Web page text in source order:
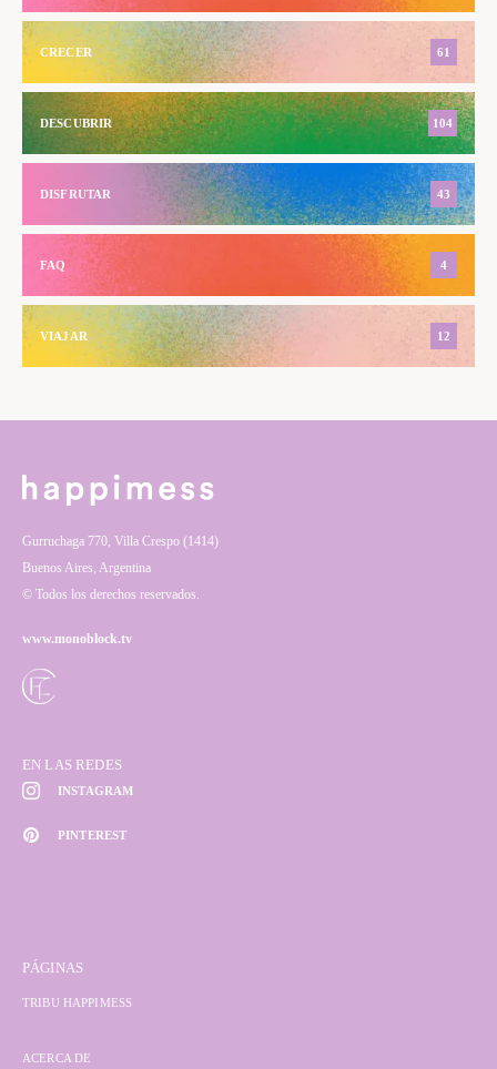
CRECER 61
DESCUBRIR 104
DISFRUTAR 43
FAQ 4
VIAJAR 12
Gurruchaga 770, Villa Crespo (1414)
Buenos Aires, Argentina
© Todos los derechos reservados.
www.monoblock.tv
EN LAS REDES
INSTAGRAM
PINTEREST
PÁGINAS
TRIBU HAPPIMESS
ACERCA DE